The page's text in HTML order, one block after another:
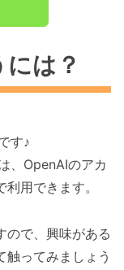
には？
す♪
、OpenAIのアカ
用できます。
ので、興味がある
触ってみましょう